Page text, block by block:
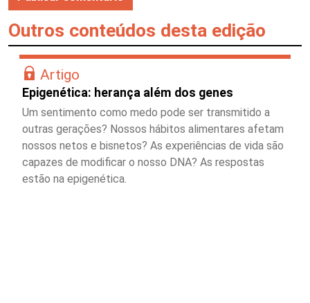
Outros conteúdos desta edição
Artigo
Epigenética: herança além dos genes
Um sentimento como medo pode ser transmitido a
outras gerações? Nossos hábitos alimentares afetam
nossos netos e bisnetos? As experiências de vida são
capazes de modificar o nosso DNA? As respostas
estão na epigenética.